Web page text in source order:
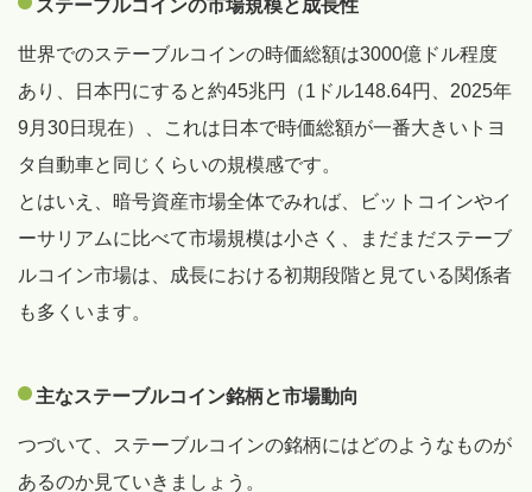
ステーブルコインの市場規模と成長性
世界でのステーブルコインの時価総額は3000億ドル程度
あり、日本円にすると約45兆円（1ドル148.64円、2025年
9月30日現在）、これは日本で時価総額が一番大きいトヨ
タ自動車と同じくらいの規模感です。
とはいえ、暗号資産市場全体でみれば、ビットコインやイ
ーサリアムに比べて市場規模は小さく、まだまだステーブ
ルコイン市場は、成長における初期段階と見ている関係者
も多くいます。
主なステーブルコイン銘柄と市場動向
つづいて、ステーブルコインの銘柄にはどのようなものが
あるのか見ていきましょう。